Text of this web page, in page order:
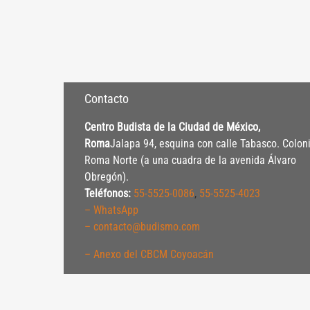
Contacto
Centro Budista de la Ciudad de México,
RomaJalapa 94, esquina con calle Tabasco.
Roma Norte (a una cuadra de la avenida Álvaro
Obregón).
Teléfonos: 55-5525-0086, 55-5525-4023
– WhatsApp
– contacto@budismo.com
– Anexo del CBCM Coyoacán